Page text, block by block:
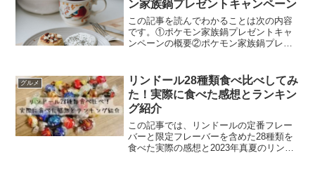
ン家族鍋プレゼントキャンペーン
この記事を読んでわかることは次の内容
です。①ポケモン家族鍋プレゼントキャ
ンペーンの概要②ポケモン家族鍋プレゼ
グルメ
リンドール28種類食べ比べしてみ
た！実際に食べた感想とランキン
グ紹介
この記事では、リンドールの定番フレー
バーと限定フレーバーを含めた28種類を
食べた実際の感想と2023年真夏のリンド